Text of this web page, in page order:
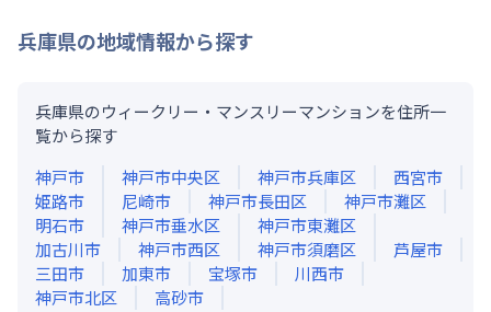
兵庫県の地域情報から探す
兵庫県のウィークリー・マンスリーマンションを住所一
覧から探す
神戸市
神戸市中央区 神戸市兵庫区
西宮市
姫路市
尼崎市 神戸市長田区
神戸市灘区
明石市
神戸市垂水区
神戸市東灘区
加古川市
神戸市西区 神戸市須磨区
芦屋市
三田市
加東市 宝塚市
川西市
神戸市北区
高砂市